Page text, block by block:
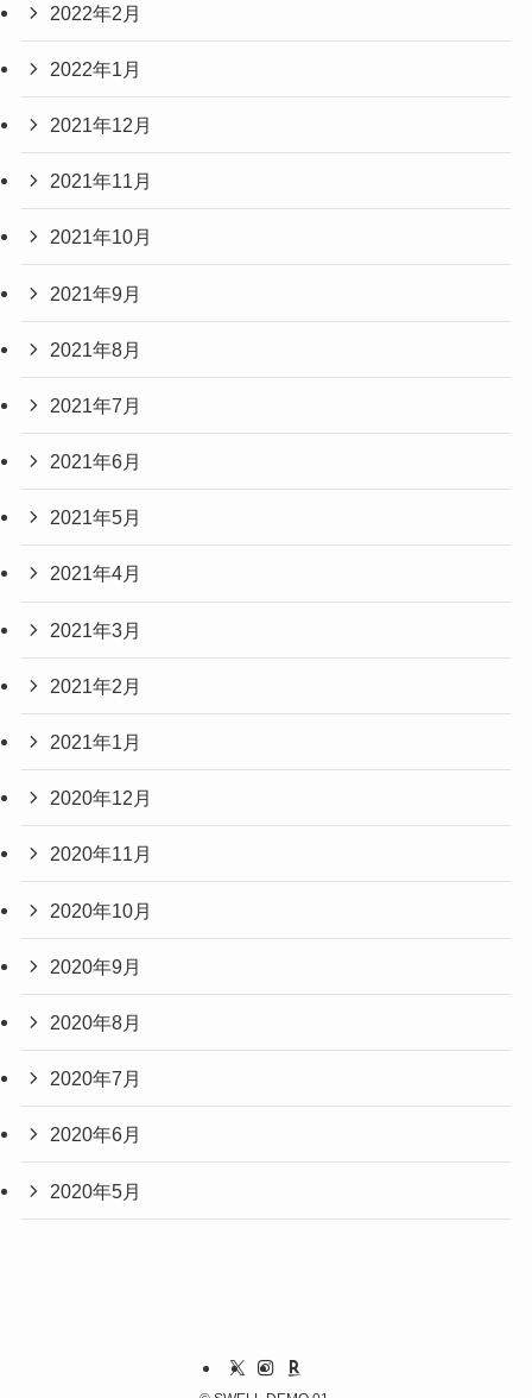
2022年2月
2022年1月
2021年12月
2021年11月
2021年10月
2021年9月
2021年8月
2021年7月
2021年6月
2021年5月
2021年4月
2021年3月
2021年2月
2021年1月
2020年12月
2020年11月
2020年10月
2020年9月
2020年8月
2020年7月
2020年6月
2020年5月